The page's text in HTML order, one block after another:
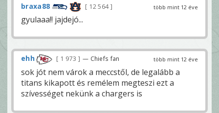
több mint 12 éve
braxa88 12 564
gyulaaa!! jajdejó...
több mint 12 éve
ehh 1 973 — Chiefs fan
sok jót nem várok a meccstől, de legalább a
titans kikapott és remélem megteszi ezt a
szívességet nekünk a chargers is